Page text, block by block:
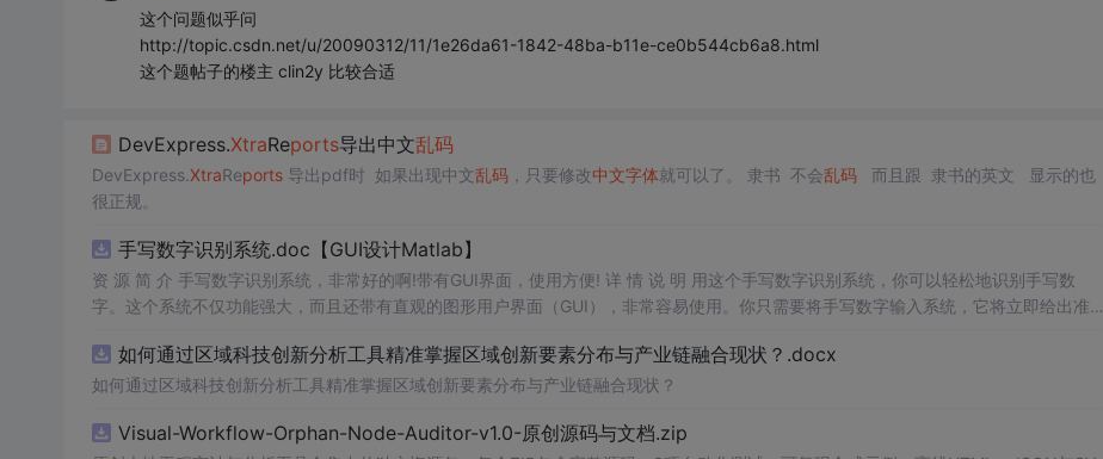
这个问题似乎问
http://topic.csdn.net/u/20090312/11/1e26da61-1842-48ba-b11e-ce0b544cb6a8.html
这个题帖子的楼主 clin2y 比较合适
DevExpress.XtraReports导出中文乱码
DevExpress. XtraReports导出pdf时 如果出现中文乱码，只要修改中文字体就可以了。 隶书 不会乱码而且跟 隶书的英文 显示的也
很正规。
手写数字识别系统.doc【GUI设计Matlab】
资 源 简 介 手写数字识别系统，非常好的啊!带有GUI界面，使用方便! 详 情 说 明 用这个手写数字识别系统，你可以轻松地识别手写数
字。这个系统不仅功能强大，而且还带有直观的图形用户界面（GUI），非常容易使用。你只需要将手写数字输入系统，它将立即给出准确
便和实用的工具，你一定会喜欢它的！
如何通过区域科技创新分析工具精准掌握区域创新要素分布与产业链融合现状？.docx
如何通过区域科技创新分析工具精准掌握区域创新要素分布与产业链融合现状？
Visual-Workflow-Orphan-Node-Auditor-v1.0-原创源码与文档.zip